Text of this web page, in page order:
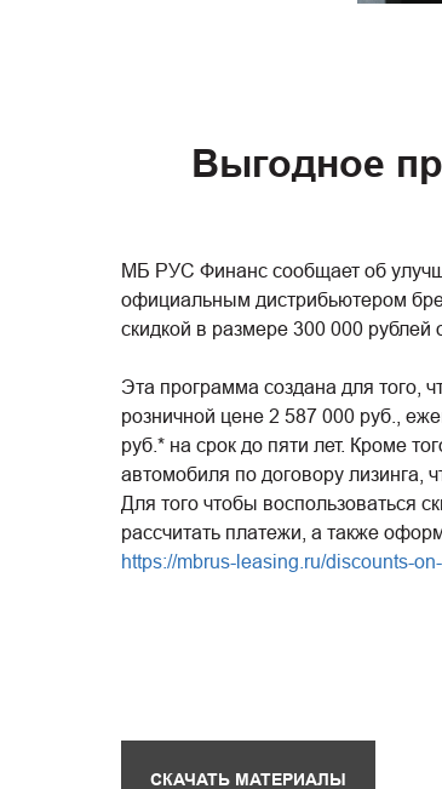
Выгодное
МБ РУС Финанс сообщает об
официальным дистрибьютером
скидкой в размере 300 000
Эта программа создана для того,
розничной цене 2 587 000 руб.,
руб.* на срок до пяти лет. Кроме
автомобиля по договору лизинга,
Для того чтобы воспользоваться
рассчитать платежи, а также
https://mbrus-leasing.ru/discounts-
СКАЧАТЬ МАТЕРИАЛЫ